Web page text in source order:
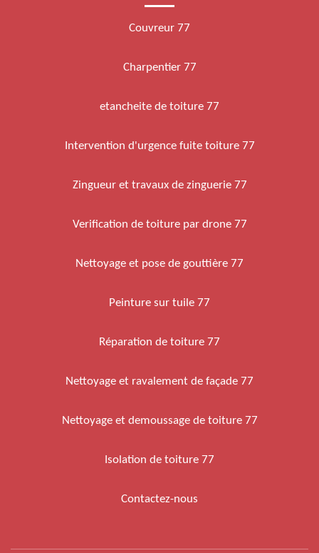
Couvreur 77
Charpentier 77
etancheite de toiture 77
Intervention d'urgence fuite toiture 77
Zingueur et travaux de zinguerie 77
Verification de toiture par drone 77
Nettoyage et pose de gouttière 77
Peinture sur tuile 77
Réparation de toiture 77
Nettoyage et ravalement de façade 77
Nettoyage et demoussage de toiture 77
Isolation de toiture 77
Contactez-nous